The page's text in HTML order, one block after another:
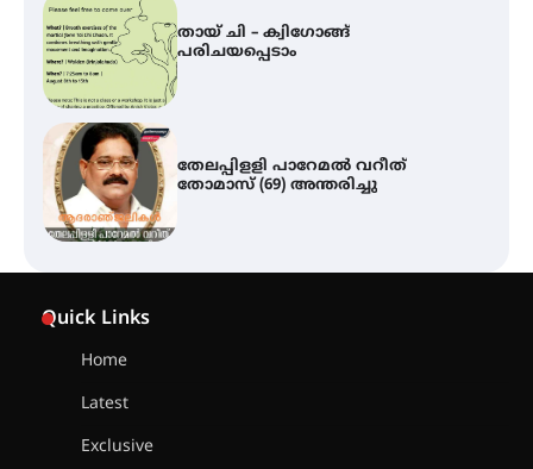
തേലപ്പിളളി പാറേമൽ വറീത്
തോമാസ് (69) അന്തരിച്ചു
സർഗ്ഗസാഹിതി- കവിതാസംഗമം
2026 കവിതാ ചർച്ച കാട്ടൂർ, ടി. കെ.
Quick Links
Home
Latest
Exclusive